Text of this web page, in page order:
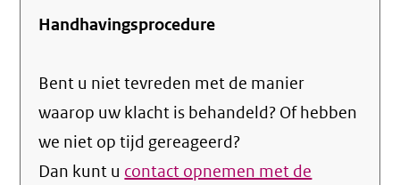
Handhavingsprocedure
Bent u niet tevreden met de manier
waarop uw klacht is behandeld? Of hebben
we niet op tijd gereageerd?
Dan kunt u contact opnemen met de